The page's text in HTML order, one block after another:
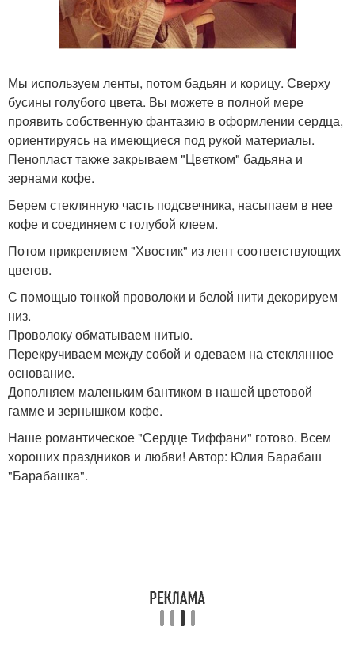
Мы используем ленты, потом бадьян и корицу. Сверху
бусины голубого цвета. Вы можете в полной мере
проявить собственную фантазию в оформлении сердца,
ориентируясь на имеющиеся под рукой материалы.
Пенопласт также закрываем "Цветком" бадьяна и
зернами кофе.
Берем стеклянную часть подсвечника, насыпаем в нее
кофе и соединяем с голубой клеем.
Потом прикрепляем "Хвостик" из лент соответствующих
цветов.
С помощью тонкой проволоки и белой нити декорируем
низ.
Проволоку обматываем нитью.
Перекручиваем между собой и одеваем на стеклянное
основание.
Дополняем маленьким бантиком в нашей цветовой
гамме и зернышком кофе.
Наше романтическое "Сердце Тиффани" готово. Всем
хороших праздников и любви! Автор: Юлия Барабаш
"Барабашка".